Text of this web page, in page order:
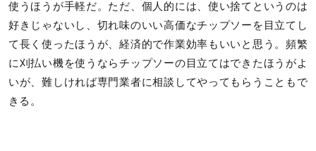
使うほうが手軽だ。ただ、個人的には、使い捨てというのは
好きじゃないし、切れ味のいい高価なチップソーを目立てし
て長く使ったほうが、経済的で作業効率もいいと思う。頻繁
に刈払い機を使うならチップソーの目立てはできたほうがよ
いが、難しければ専門業者に相談してやってもらうこともで
きる。